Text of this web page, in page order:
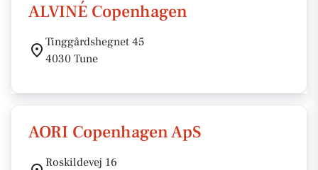
ALVINÉ Copenhagen
Tinggårdshegnet 45
4030 Tune
AORI Copenhagen ApS
Roskildevej 16